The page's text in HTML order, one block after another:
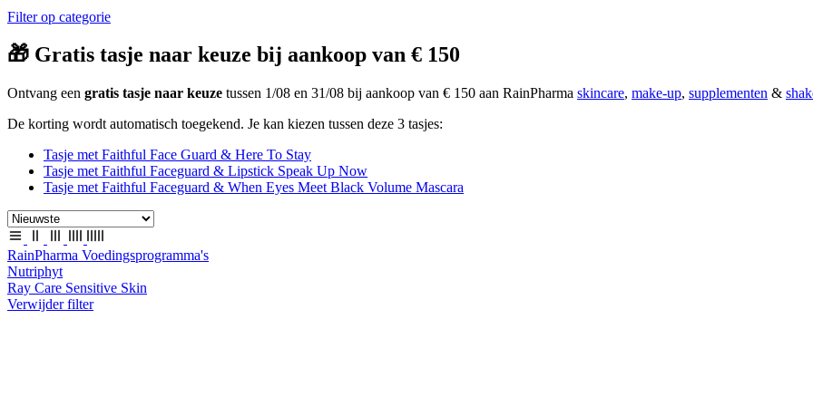
Filter op categorie
🎁 Gratis tasje naar keuze bij aankoop van € 150
Ontvang een gratis tasje naar keuze tussen 1/08 en 31/08 bij aankoop van € 150 aan RainPharma skincare, make-up, supplementen &
De korting wordt automatisch toegekend. Je kan kiezen tussen deze 3 tasjes:
Tasje met Faithful Face Guard & Here To Stay
Tasje met Faithful Faceguard & Lipstick Speak Up Now
Tasje met Faithful Faceguard & When Eyes Meet Black Volume Mascara
RainPharma Voedingsprogramma's
Nutriphyt
Ray Care Sensitive Skin
Verwijder filter